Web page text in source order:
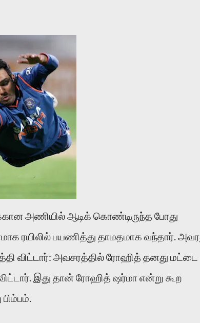
அணியில் ஆடிக் கொண்டிருந்த போது
ரயிலில் பயணித்து தாமதமாக வந்தார்.
விட்டார்: அவசரத்தில் ரோஹித் தனது மட்டை
இது தான் ரோஹித் ஷர்மா என்று கூற